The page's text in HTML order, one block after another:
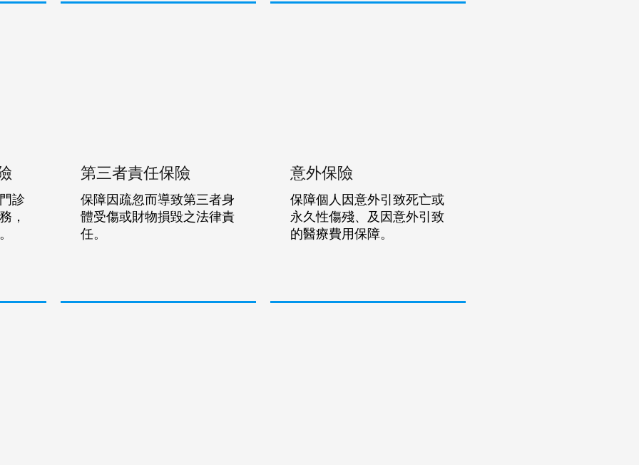
診
，
第三者責任保險
保障因疏忽而導致第三者身
體受傷或財物損毀之法律責
任。
意外保險
保障個人因意外引致死亡或
永久性傷殘、及因意外引致
的醫療費用保障。